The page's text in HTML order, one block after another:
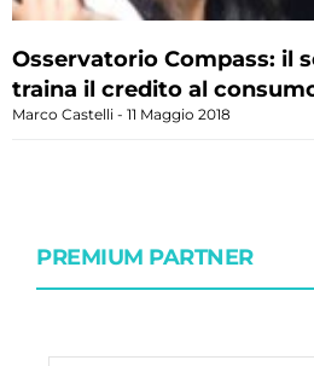
Osservatorio Compass: il
traina il credito al
Marco Castelli 11 Maggio 2018
PREMIUM PARTNER